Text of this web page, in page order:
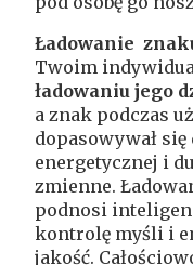
Ładowanie
Twoim
ładowaniu jego
a znak podczas
dopasowywał
energetycznej i
zmienne.
podnosi
kontrolę myśli i
jakość.